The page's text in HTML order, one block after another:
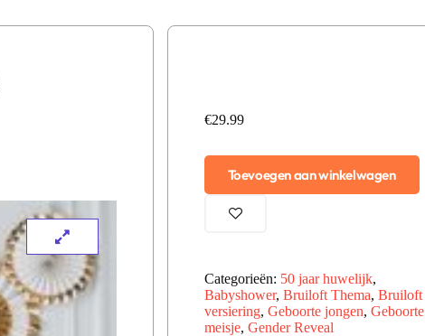
€29.99
Toevoegen aan winkelwagen
Categorieën: 50 jaar huwelijk,
Babyshower, Bruiloft Thema, Bruiloft
versiering, Geboorte jongen, Geboorte
meisje, Gender Reveal